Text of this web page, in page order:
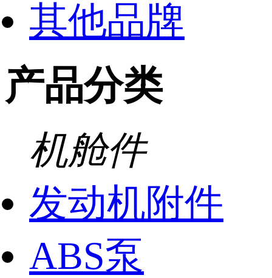
其他品牌
产品分类
机舱件
发动机附件
ABS泵